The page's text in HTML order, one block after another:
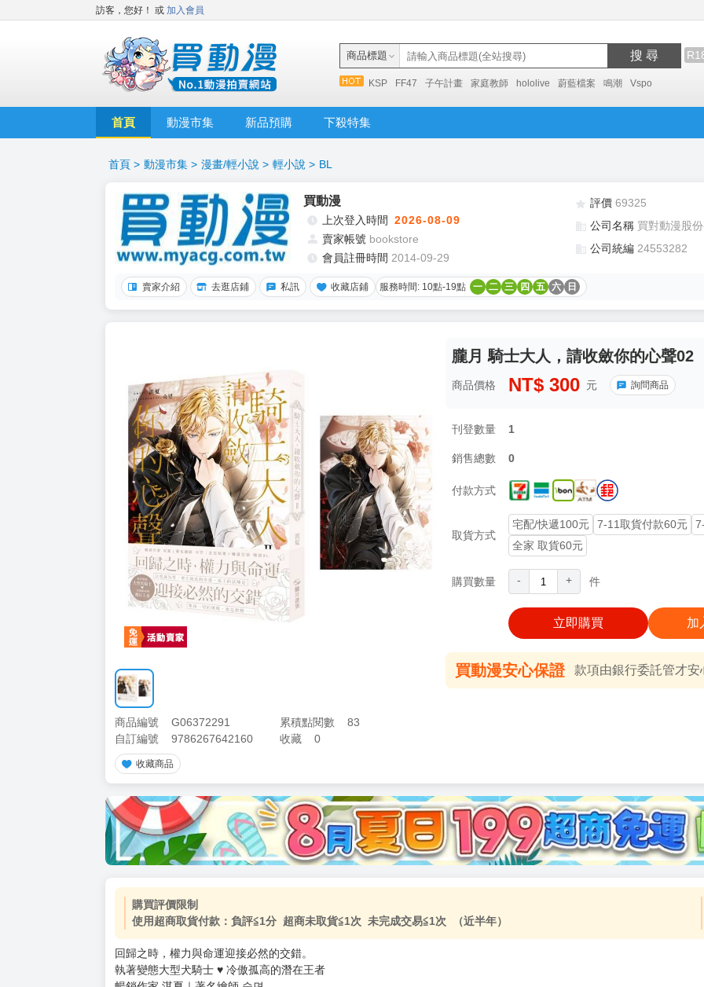
訪客，您好！ 或 加入會員
商品標題 搜 尋
KSP FF47 子午計畫 家庭教師 hololive 蔚藍檔案 鳴潮 Vspo
首頁 動漫市集 新品預購 下殺特集
首頁 > 動漫市集 > 漫畫/輕小說 > 輕小說 > BL
買動漫
上次登入時間 2026-08-09
賣家帳號 bookstore
會員註冊時間 2014-09-29
評價 69325
公司名稱 買對動漫股
公司統編 24553282
賣家介紹 去逛店鋪 私訊 收藏店鋪 服務時間: 10點-19點 一 二 三 四 五 六 日
商品編號 G06372291 累積點閱數
83
自訂編號
9786267642160 收藏 0
收藏商品
朧月 騎士大人，請收斂你的心聲02
商品價格 NT$ 300 元 詢問商品
刊登數量 1
銷售總數 0
付款方式
取貨方式
宅配/快遞100元 7-11取貨付款60元
全家 取貨60元
購買數量 - + 件
立即購買 加
買動漫安心保證 款項由銀行委託管才安
加價購 ( 共
(加購品) 買動漫★《$15元-加固紙箱包裝》
-